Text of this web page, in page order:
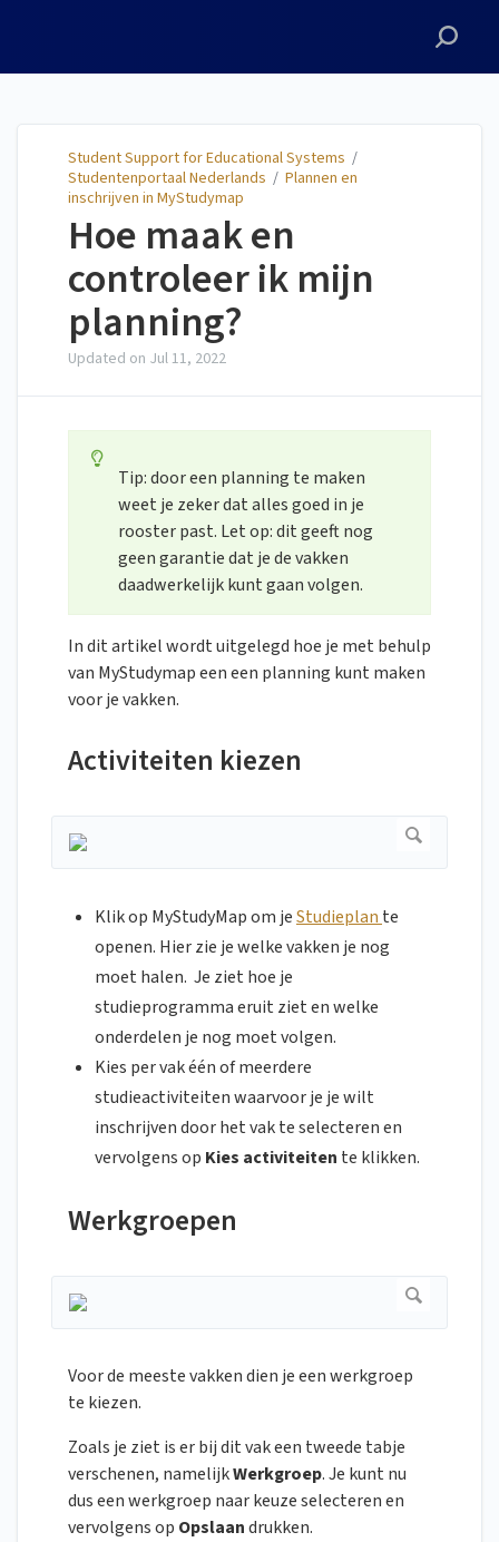
Student Support for Educational Systems /
Studentenportaal Nederlands / Plannen en
inschrijven in MyStudymap
Hoe maak en
controleer ik mijn
planning?
Updated on Jul 11, 2022
Tip: door een planning te maken
weet je zeker dat alles goed in je
rooster past. Let op: dit geeft nog
geen garantie dat je de vakken
daadwerkelijk kunt gaan volgen.
In dit artikel wordt uitgelegd hoe je met behulp
van MyStudymap een een planning kunt maken
voor je vakken.
Activiteiten kiezen
Klik op MyStudyMap om jeStudieplan te
openen. Hier zie je welke vakken je nog
moet halen. Je ziet hoe je
studieprogramma eruit ziet en welke
onderdelen je nog moet volgen.
Kies per vak één of meerdere
studieactiviteiten waarvoor je je wilt
inschrijven door het vak te selecteren en
vervolgens op Kies activiteiten te klikken.
Werkgroepen
Voor de meeste vakken dien je een werkgroep
te kiezen.
Zoals je ziet is er bij dit vak een tweede tabje
verschenen, namelijkWerkgroep.Je kunt nu
dus een werkgroep naar keuze selecteren en
vervolgens op Opslaandrukken.